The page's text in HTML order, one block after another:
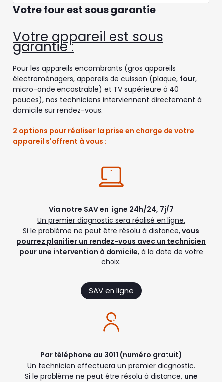
Votre four est sous garantie
Votre four est hors garantie
Votre four est sous garantie
Votre appareil est sous
garantie :
Pour les appareils encombrants (gros appareils
électroménagers, appareils de cuisson (plaque, four,
micro-onde encastrable) et TV supérieure à 40
pouces), nos techniciens interviennent directement à
domicile sur rendez-vous.
2 options pour réaliser la prise en charge de votre
appareil s'offrent à vous :
Via notre SAV en ligne 24h/24, 7j/7
Un premier diagnostic sera réalisé en ligne.
Si le problème ne peut être résolu à distance,vous
pourrez planifier un rendez-vous avec un technicien
pour une intervention à domicile, à la date de votre
choix.
SAV en ligne
Par téléphone au 3011 (numéro gratuit)
Un technicien effectuera un premier diagnostic.
Si le problème ne peut être résolu à distance, une